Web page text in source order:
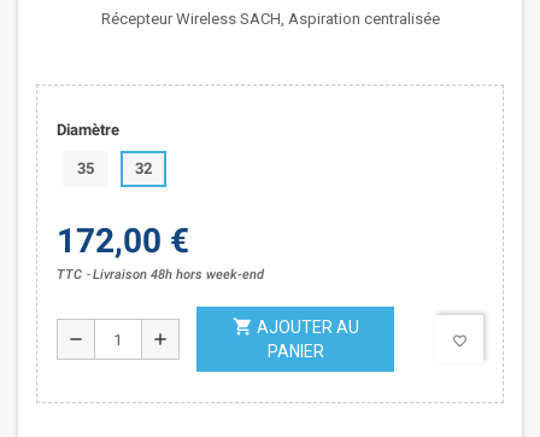
Récepteur Wireless SACH, Aspiration centralisée
Diamètre
35 32
172,00 €
TTC Livraison 48h hors week-end
remove add
shopping_cart AJOUTER AU
PANIER
favorite_border